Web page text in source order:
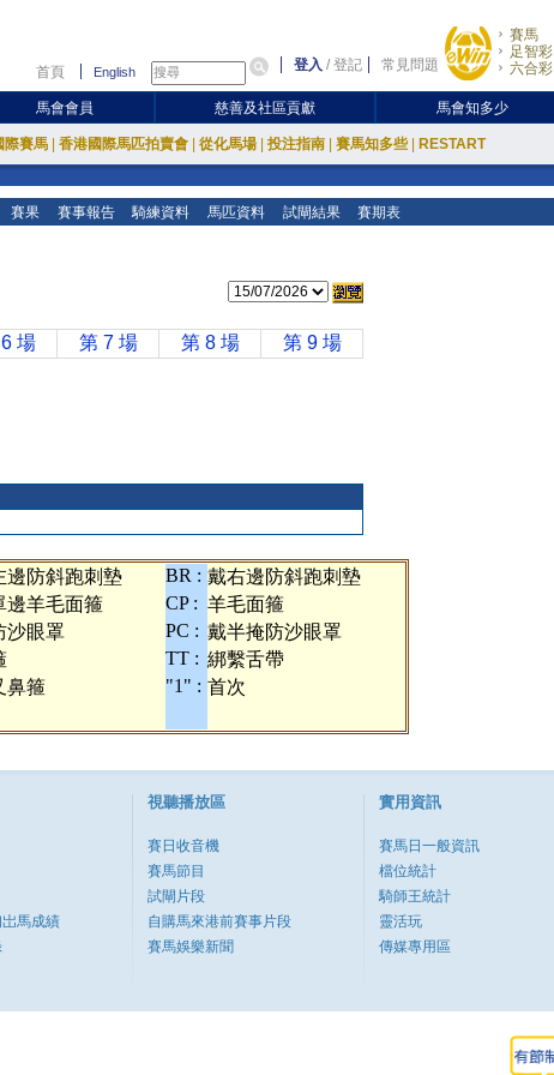
首頁 English 登入 /登記 常見問題
賽馬
足智彩
六合彩
馬會會員 慈善及社區貢獻 馬會知多少
際賽馬 香港國際馬匹拍賣會 從化馬場 投注指南 賽馬知多些 RESTART
賽果 賽事報告 騎練資料 馬匹資料 試閘結果 賽期表
場 第 7 場 第 8 場 第 9 場
邊防斜跑刺墊 BR : 戴右邊防斜跑刺墊
邊羊毛面箍 CP : 羊毛面箍
沙眼罩 PC : 戴半掩防沙眼罩
TT : 綁繫舌帶
鼻箍 "1" : 首次
馬成績
視聽播放區
賽日收音機
賽馬節目
試閘片段
自購馬來港前賽事片段
賽馬娛樂新聞
實用資訊
賽馬日一般資訊
檔位統計
騎師王統計
靈活玩
傳媒專用區